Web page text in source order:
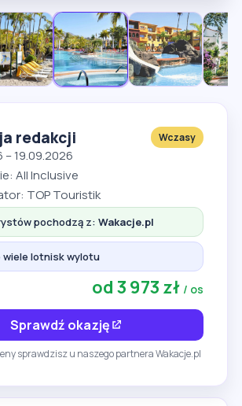
redakcji Wczasy
– 19.09.2026
All Inclusive
TOP Touristik
pochodzą z:Wakacje.pl
lotnisk wylotu
od 3 973 zł / os
Sprawdź okazję
sprawdzisz u naszego partnera Wakacje.pl